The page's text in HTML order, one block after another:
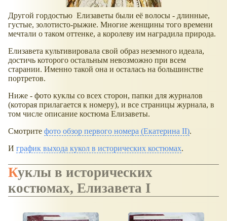
Другой гордостью Елизаветы были её волосы - длинные,
густые, золотисто-рыжие. Многие женщины того времени
мечтали о таком оттенке, а королеву им наградила природа.
Елизавета культивировала свой образ неземного идеала,
достичь которого остальным невозможно при всем
старании. Именно такой она и осталась на большинстве
портретов.
Ниже - фото куклы со всех сторон, папки для журналов
(которая прилагается к номеру), и все страницы журнала, в
том числе описание костюма Елизаветы.
Смотрите фото обзор первого номера (Екатерина II).
И график выхода кукол в исторических костюмах.
Куклы в исторических
костюмах, Елизавета I